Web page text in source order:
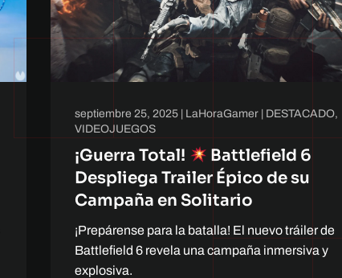
septiembre 25, 2025 | LaHoraGamer | DESTACADO,
VIDEOJUEGOS
¡Guerra Total!
Battlefield 6
Despliega Trailer Épico de su
Campaña en Solitario
¡Prepárense para la batalla! El nuevo tráiler de
Battlefield 6 revela una campaña inmersiva y
explosiva.